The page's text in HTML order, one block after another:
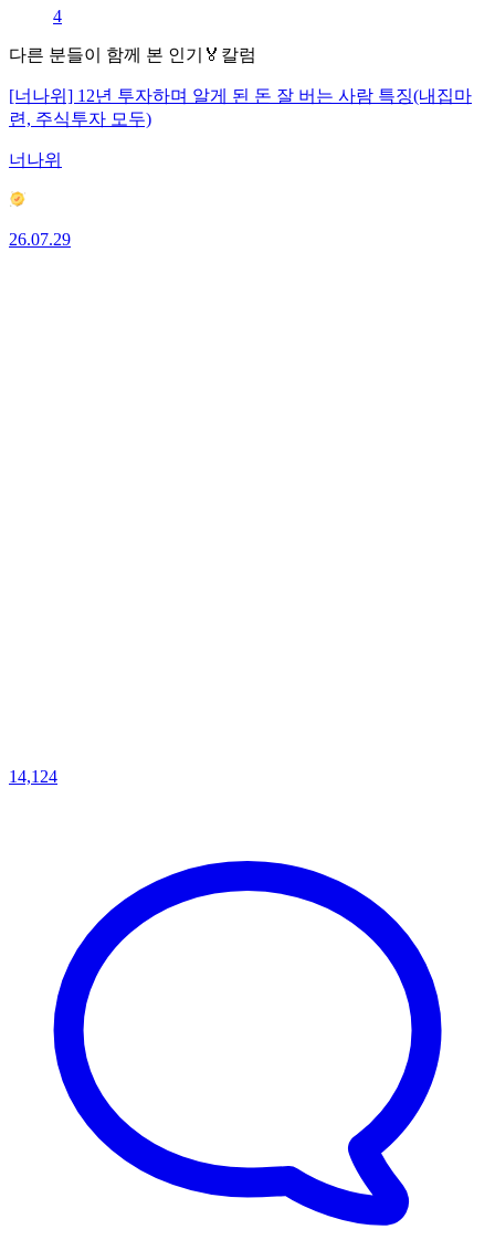
4
다른 분들이 함께 본 인기🏅칼럼
[너나위] 12년 투자하며 알게 된 돈 잘 버는 사람 특징(내집마
련, 주식투자 모두)
너나위
26.07.29
14,124